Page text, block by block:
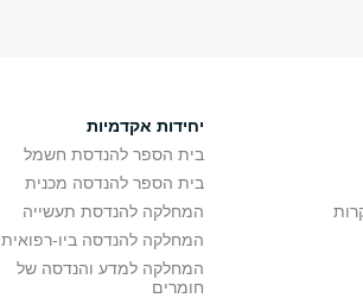
יחידות אקדמיות
בית הספר להנדסת חשמל
בית הספר להנדסה מכנית
המחלקה להנדסת תעשייה
המחלקה להנדסה ביו-רפואית
המחלקה למדע והנדסה של
חומרים